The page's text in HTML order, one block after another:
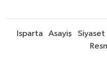
Isparta Asayiş Siyaset